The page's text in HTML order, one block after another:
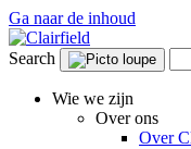
Ga naar de inhoud
Search
Wie we zijn
Over ons
Over